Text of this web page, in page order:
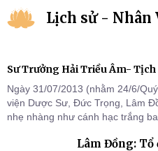
Lịch sử - Nhân
Sư Trưởng Hải Triều Âm-
Ngày 31/07/2013 (nhằm 24/6/
viện Dược Sư, Đức Trọng, Lâm
nhẹ nhàng như cánh hạc trắng
Lâm Đồng: